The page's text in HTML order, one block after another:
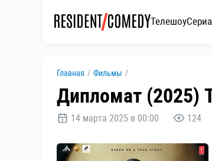
Телешоу
Главная / Фильмы /
Дипломат (2025)
14 марта 2025 в 00:00 124